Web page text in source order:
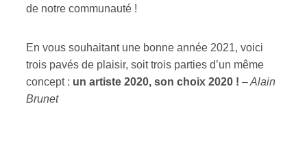
de notre communauté !
En vous souhaitant une bonne année 2021, voici
trois pavés de plaisir, soit trois parties d’un même
concept : un artiste 2020, son choix 2020 ! – Alain
Brunet